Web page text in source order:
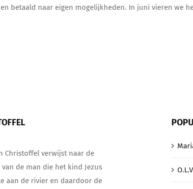
betaald naar eigen mogelijkheden. In juni vieren we
Christoffel verwijst naar de
van de man die het kind Jezus
aan de rivier en daardoor de